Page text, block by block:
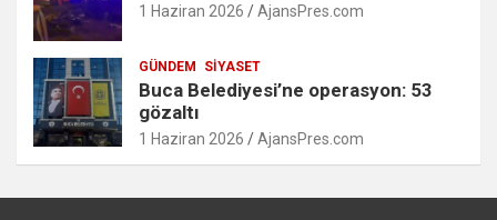
1 Haziran 2026 AjansPres.com
GÜNDEM SIYASET
Buca Belediyesi’ne operasyon: 53
gözaltı
1 Haziran 2026 AjansPres.com